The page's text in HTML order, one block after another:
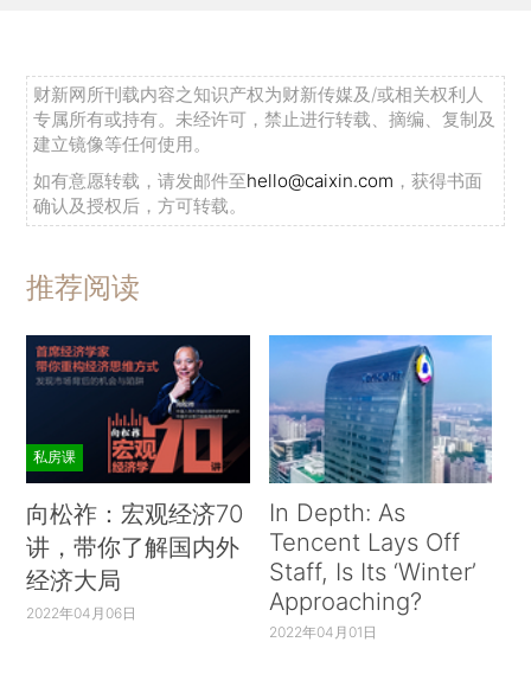
财新网所刊载内容之知识产权为财新传媒及/或相关权利人
专属所有或持有。未经许可，禁止进行转载、摘编、复制及
建立镜像等任何使用。
如有意愿转载，请发邮件至hello@caixin.com ，获得书面
确认及授权后，方可转载。
推荐阅读
私房课
向松祚：宏观经济70
讲，带你了解国内外
经济大局
2022年04月06日
In Depth: As
Tencent Lays Off
Staff, Is Its ‘Winter’
Approaching?
2022年04月01日